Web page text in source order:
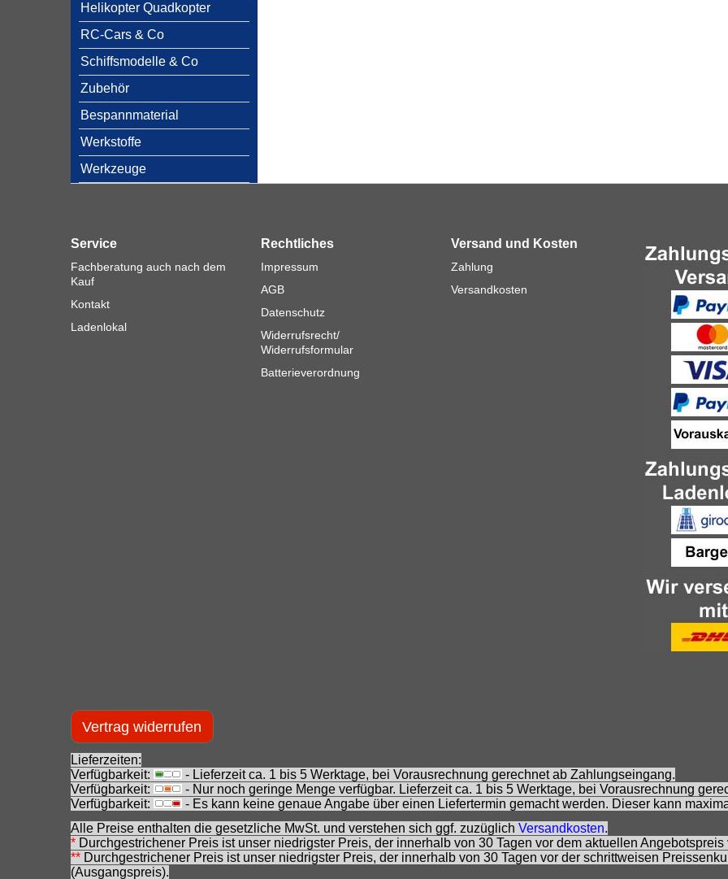
Helikopter Quadkopter
RC-Cars & Co
Schiffsmodelle & Co
Zubehör
Bespannmaterial
Werkstoffe
Werkzeuge
Service
Fachberatung auch nach dem
Kauf
Kontakt
Ladenlokal
Rechtliches
Impressum
AGB
Datenschutz
Widerrufsrecht/
Widerrufsformular
Batterieverordnung
Versand und Kosten
Zahlung
Versandkosten
Vertrag widerrufen
Lieferzeiten:
Verfügbarkeit:
- Lieferzeit ca. 1 bis 5 Werktage, bei Vorausrechnung gerechnet ab Zahlungseingang.
Verfügbarkeit:
- Nur noch geringe Menge verfügbar. Lieferzeit ca. 1 bis 5 Werktage, bei Vorausrechnung
Verfügbarkeit:
- Es kann keine genaue Angabe über einen Liefertermin gemacht werden. Dieser kann
Alle Preise enthalten die gesetzliche MwSt. und verstehen sich ggf. zuzüglich Versandkosten.
* Durchgestrichener Preis ist unser niedrigster Preis, der innerhalb von 30 Tagen vor dem aktuellen
** Durchgestrichener Preis ist unser niedrigster Preis, der innerhalb von 30 Tagen vor der schrittweisen
(Ausgangspreis).